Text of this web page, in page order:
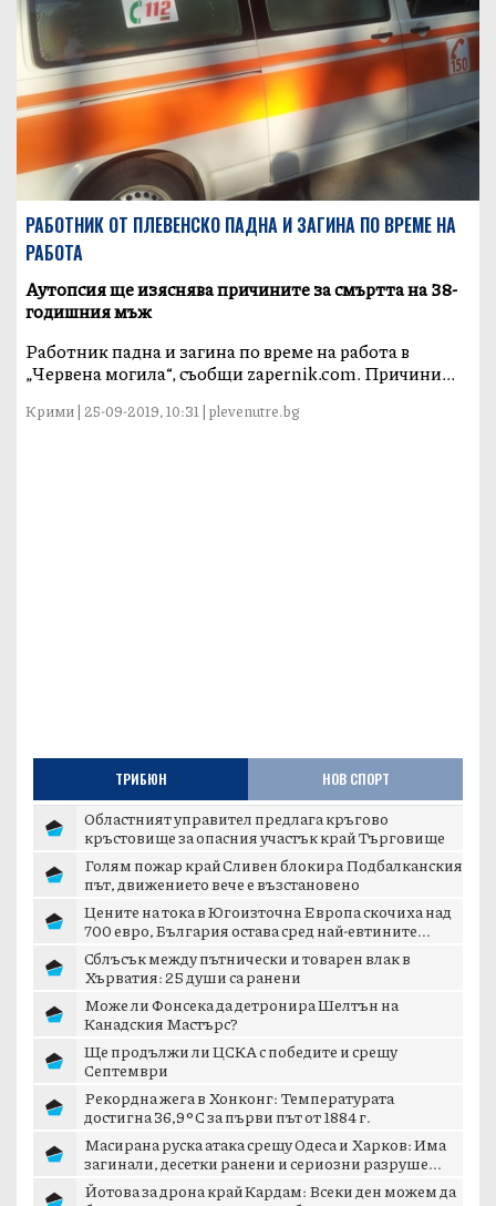
РАБОТНИК ОТ ПЛЕВЕНСКО ПАДНА И ЗАГИНА ПО ВРЕМЕ НА
РАБОТА
Аутопсия ще изяснява причините за смъртта на 38-
годишния мъж
Работник падна и загина по време на работа в
„Червена могила“, съобщи zapernik.com. Причини...
Крими | 25-09-2019, 10:31 | plevenutre.bg
ТРИБЮН НОВ СПОРТ
Областният управител предлага кръгово
кръстовище за опасния участък край Търговище
Голям пожар край Сливен блокира Подбалканския
път, движението вече е възстановено
Цените на тока в Югоизточна Европа скочиха над
700 евро, България остава сред най-евтините...
Сблъсък между пътнически и товарен влак в
Хърватия: 25 души са ранени
Може ли Фонсека да детронира Шелтън на
Канадския Мастърс?
Ще продължи ли ЦСКА с победите и срещу
Септември
Рекордна жега в Хонконг: Температурата
достигна 36,9°C за първи път от 1884 г.
Масирана руска атака срещу Одеса и Харков: Има
загинали, десетки ранени и сериозни разруше...
Йотова за дрона край Кардам: Всеки ден можем да